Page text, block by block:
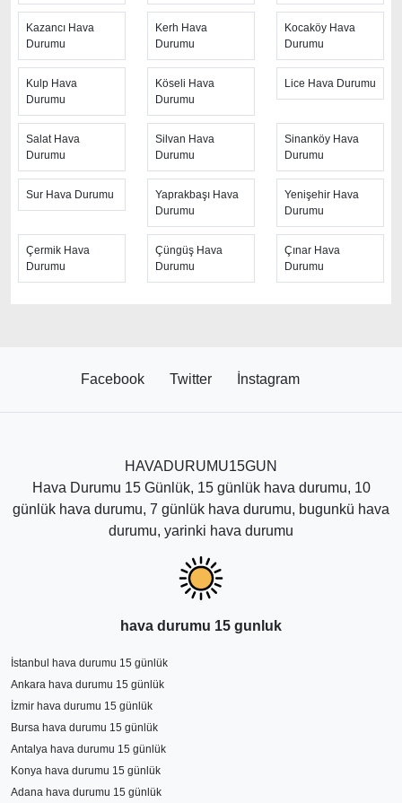
sayfasından her 10 dakikada arayla anlık hava
tahminleri ile yağış oranı, nem oranı, hava sıcaklık
dereceleri, hissedilen hava sıcaklığı, hava basıncı,
rüzgar hızı ve yönü, görüş mesafesi gibi değerlere de
ulaşabilirsiniz. Sitenin üst kısmında yer alan hava uyarı
ikonu ve uyarı mesajı ile şiddetli hava koşulları
hakkında ziyaretçiler bilgilendirilmektedir.
Diyarbakır Yenişehir hava durumunu
öğrenme
ihtiyacı olduğu zaman, en güvenilir kaynak olan Hava
günlük ve aylık hava durumu gibi farklı zaman
aralıklarında hava durumuna bakabilirsiniz. Ancak
sayfadaki hava tahmin sürelerinden en isabetli
Kazancı Hava
Durumu
Kerh Hava
Durumu
Kocaköy Hava
Durumu
Kulp Hava
Durumu
Köseli Hava
Durumu
Lice Hava Durumu
Salat Hava
Durumu
Silvan Hava
Durumu
Sinanköy Hava
Durumu
Sur Hava Durumu
Yaprakbaşı Hava
Durumu
Yenişehir Hava
Durumu
Çermik Hava
Durumu
Çüngüş Hava
Durumu
Çınar Hava
Durumu
Facebook Twitter İnstagram
HAVADURUMU15GUN
Hava Durumu 15 Günlük, 15 günlük hava durumu, 10
günlük hava durumu, 7 günlük hava durumu, bugunkü hava
durumu, yarinki hava durumu
hava durumu 15 gunluk
İstanbul hava durumu 15 günlük
Ankara hava durumu 15 günlük
İzmir hava durumu 15 günlük
Bursa hava durumu 15 günlük
Antalya hava durumu 15 günlük
Konya hava durumu 15 günlük
Adana hava durumu 15 günlük